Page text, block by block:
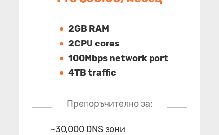
2GB RAM
2CPU cores
100Mbps network port
4TB traffic
Препоръчително за:
~30,000 DNS зони